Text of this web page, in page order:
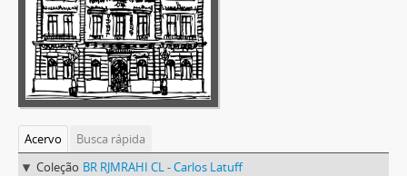
Acervo
Busca rápida
Coleção BR RJMRAHI CL - Carlos Latuff